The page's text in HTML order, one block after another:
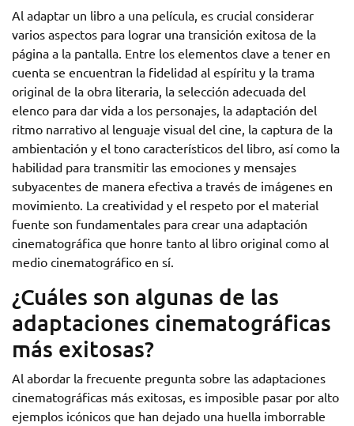
Al adaptar un libro a una película, es crucial considerar
varios aspectos para lograr una transición exitosa de la
página a la pantalla. Entre los elementos clave a tener en
cuenta se encuentran la fidelidad al espíritu y la trama
original de la obra literaria, la selección adecuada del
elenco para dar vida a los personajes, la adaptación del
ritmo narrativo al lenguaje visual del cine, la captura de la
ambientación y el tono característicos del libro, así como la
habilidad para transmitir las emociones y mensajes
subyacentes de manera efectiva a través de imágenes en
movimiento. La creatividad y el respeto por el material
fuente son fundamentales para crear una adaptación
cinematográfica que honre tanto al libro original como al
medio cinematográfico en sí.
¿Cuáles son algunas de las
adaptaciones cinematográficas
más exitosas?
Al abordar la frecuente pregunta sobre las adaptaciones
cinematográficas más exitosas, es imposible pasar por alto
ejemplos icónicos que han dejado una huella imborrable